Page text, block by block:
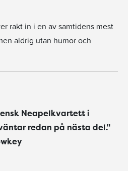
rakt in i en av samtidens mest
aldrig utan humor och
Neapelkvartett i
redan på nästa del."